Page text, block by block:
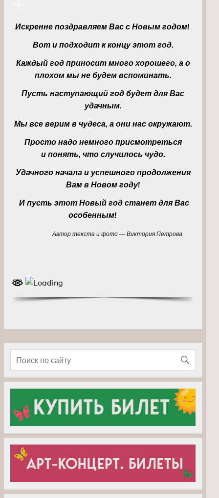
Искренне поздравляем Вас с Новым годом!
Вот и подходит к концу этот год.
Каждый год приносит много хорошего, а о
плохом мы не будем вспоминать.
Пусть наступающий год будет для Вас
удачным.
Мы все верим в чудеса, а они нас окружают.
Просто надо немного присмотреться
и понять, что случилось чудо.
Удачного начала и успешного продолжения
Вам в Новом году!
И пусть этот Новый год станет для Вас
особенным!
Автор текста и фото — Виктория Петрова